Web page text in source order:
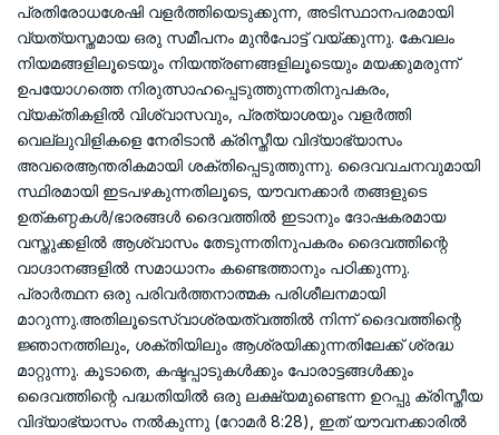
പ്രതിരോധശേഷി വളർത്തിയെടുക്കുന്ന, അടിസ്ഥാനപരമായി
വ്യത്യസ്തമായ ഒരു സമീപനം മുൻപോട്ട് വയ്ക്കുന്നു. കേവലം
നിയമങ്ങളിലൂടെയും നിയന്ത്രണങ്ങളിലൂടെയും മയക്കുമരുന്ന്
ഉപയോഗത്തെ നിരുത്സാഹപ്പെടുത്തുന്നതിനുപകരം,
വ്യക്തികളിൽ വിശ്വാസവും, പ്രത്യാശയും വളർത്തി
വെല്ലുവിളികളെ നേരിടാൻ ക്രിസ്തീയ വിദ്യാഭ്യാസം
അവരെആന്തരികമായി ശക്തിപ്പെടുത്തുന്നു. ദൈവവചനവുമായി
സ്ഥിരമായി ഇടപഴകുന്നതിലൂടെ, യൗവനക്കാർ തങ്ങളുടെ
ഉത്കണ്ഠകൾ/ഭാരങ്ങൾ ദൈവത്തിൽ ഇടാനും ദോഷകരമായ
വസ്തുക്കളിൽ ആശ്വാസം തേടുന്നതിനുപകരം ദൈവത്തിന്റെ
വാഗ്ദാനങ്ങളിൽ സമാധാനം കണ്ടെത്താനും പഠിക്കുന്നു.
പ്രാർത്ഥന ഒരു പരിവർത്തനാത്മക പരിശീലനമായി
മാറുന്നു.അതിലൂടെസ്വാശ്രയത്വത്തിൽ നിന്ന് ദൈവത്തിന്റെ
ജ്ഞാനത്തിലും, ശക്തിയിലും ആശ്രയിക്കുന്നതിലേക്ക് ശ്രദ്ധ
മാറ്റുന്നു. കൂടാതെ, കഷ്ടപ്പാടുകൾക്കും പോരാട്ടങ്ങൾക്കും
ദൈവത്തിന്റെ പദ്ധതിയിൽ ഒരു ലക്ഷ്യമുണ്ടെന്ന ഉറപ്പു ക്രിസ്തീയ
വിദ്യാഭ്യാസം നൽകുന്നു (റോമർ 8:28), ഇത് യൗവനക്കാരിൽ